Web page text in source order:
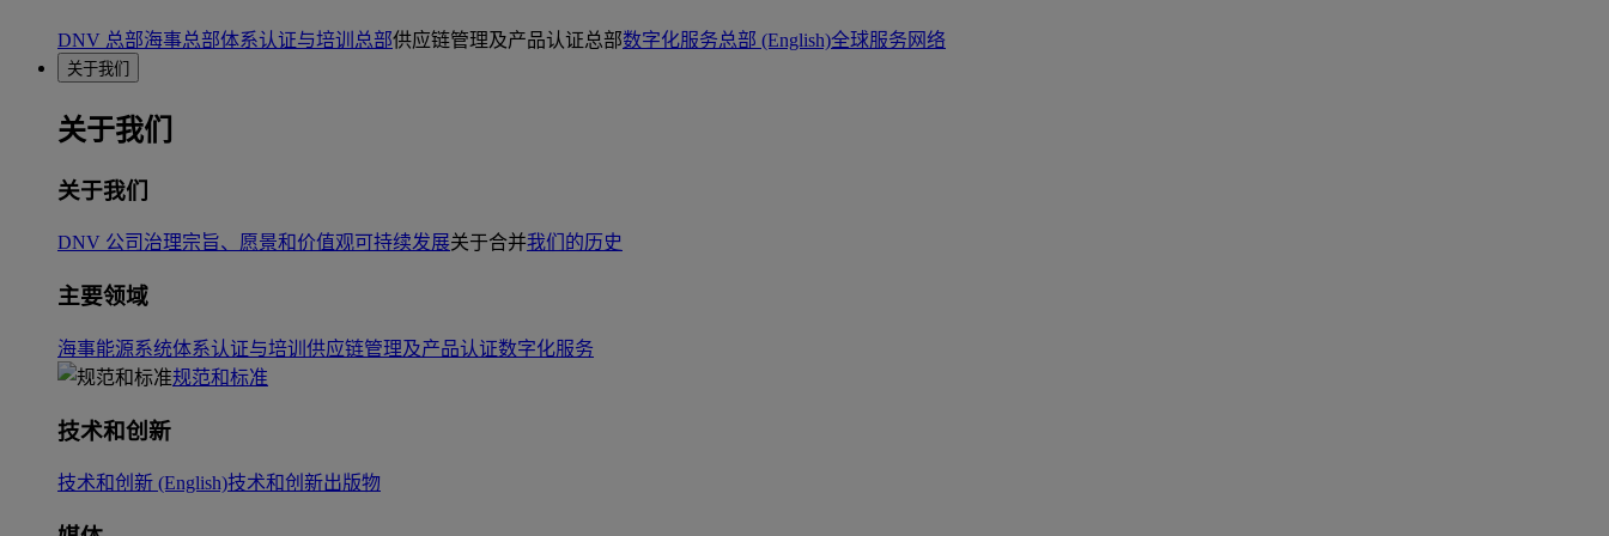
DNV 总部海事总部体系认证与培训总部供应链管理及产品认证总部数字化服务总部 (English)全球服务网络
关于我们
关于我们
关于我们
DNV 公司治理宗旨、愿景和价值观可持续发展关于合并我们的历史
主要领域
海事能源系统体系认证与培训 供应链管理及产品认证数字化服务
规范和标准
技术和创新
技术和创新 (English)技术和创新出版物